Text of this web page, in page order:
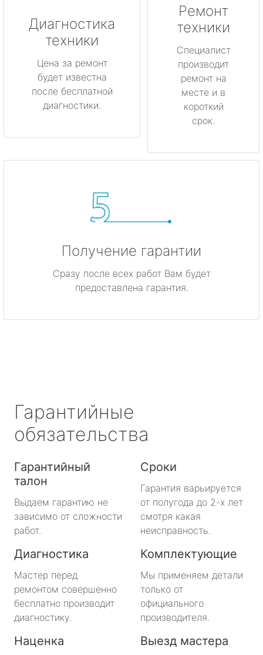
Диагностика
техники
Цена за ремонт
будет известна
после бесплатной
диагностики.
Ремонт
техники
Специалист
производит
ремонт на
месте и в
короткий
срок.
Получение гарантии
Сразу после всех работ Вам будет
предоставлена гарантия.
Гарантийные
обязательства
Гарантийный
талон
Выдаем гарантию не
зависимо от сложности
работ.
Сроки
Гарантия варьируется
от полугода до 2-х лет
смотря какая
неисправность.
Диагностика
Мастер перед
ремонтом совершенно
бесплатно производит
диагностику.
Комплектующие
Мы применяем детали
только от
официального
производителя.
Наценка Выезд мастера